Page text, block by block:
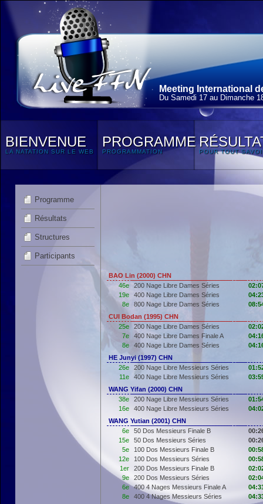
Meeting International
Du Samedi 17 au Dimanche
BIENVENUE
LA NATATION SUR LE WEB
PROGRAMME
PROGRAMMATION POUR TOUT
Programme
Résultats
Structures
Participants
BAO Lin (2000) CHN
46e
200 Nage Libre Dames Séries
19e
400 Nage Libre Dames Séries
8e
800 Nage Libre Dames Séries
CUI Bodan (1995) CHN
25e
200 Nage Libre Dames Séries
7e
400 Nage Libre Dames Finale A
8e
400 Nage Libre Dames Séries
HE Junyi (1997) CHN
26e
200 Nage Libre Messieurs Séries
11e
400 Nage Libre Messieurs Séries
WANG Yifan (2000) CHN
38e
200 Nage Libre Messieurs Séries
16e
400 Nage Libre Messieurs Séries
WANG Yutian (2001) CHN
6e
50 Dos Messieurs Finale B
15e
50 Dos Messieurs Séries
5e
100 Dos Messieurs Finale B
12e
100 Dos Messieurs Séries
1er
200 Dos Messieurs Finale B
9e
200 Dos Messieurs Séries
6e
400 4 Nages Messieurs Finale A
8e
400 4 Nages Messieurs Séries